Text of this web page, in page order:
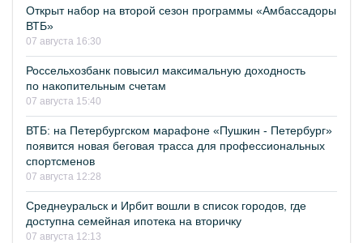
Открыт набор на второй сезон программы «Амбассадоры
ВТБ»
07 августа 16:30
Россельхозбанк повысил максимальную доходность
по накопительным счетам
07 августа 15:40
ВТБ: на Петербургском марафоне «Пушкин - Петербург»
появится новая беговая трасса для профессиональных
спортсменов
07 августа 12:28
Среднеуральск и Ирбит вошли в список городов, где
доступна семейная ипотека на вторичку
07 августа 12:13